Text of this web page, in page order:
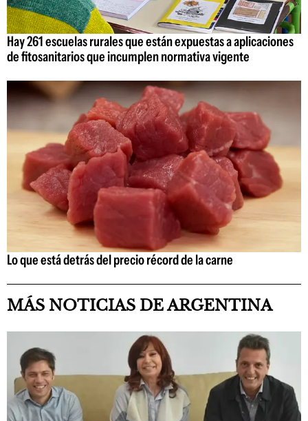
Hay 261 escuelas rurales que están expuestas a aplicaciones
de fitosanitarios que incumplen normativa vigente
Lo que está detrás del precio récord de la carne
MÁS NOTICIAS DE ARGENTINA